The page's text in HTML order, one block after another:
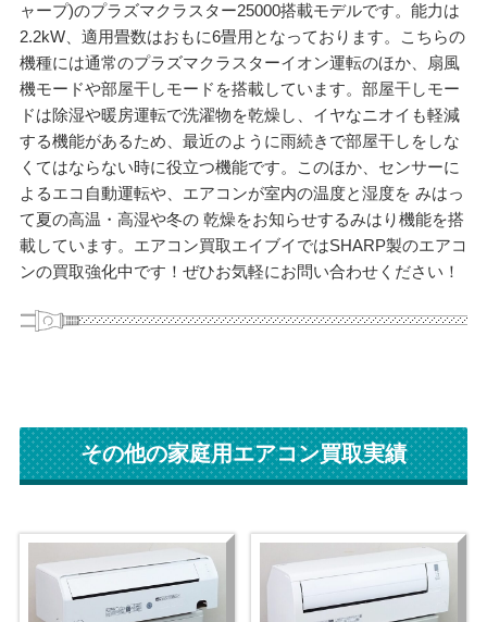
ャープ)のプラズマクラスター25000搭載モデルです。能力は
2.2kW、適用畳数はおもに6畳用となっております。こちらの
機種には通常のプラズマクラスターイオン運転のほか、扇風
機モードや部屋干しモードを搭載しています。部屋干しモー
ドは除湿や暖房運転で洗濯物を乾燥し、イヤなニオイも軽減
する機能があるため、最近のように雨続きで部屋干しをしな
くてはならない時に役立つ機能です。このほか、センサーに
よるエコ自動運転や、エアコンが室内の温度と湿度を みはっ
て夏の高温・高湿や冬の 乾燥をお知らせするみはり機能を搭
載しています。エアコン買取エイブイではSHARP製のエアコ
ンの買取強化中です！ぜひお気軽にお問い合わせください！
その他の家庭用エアコン買取実績